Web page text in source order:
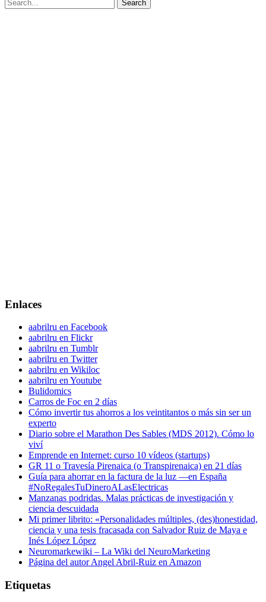
Enlaces
aabrilru en Facebook
aabrilru en Flickr
aabrilru en Tumblr
aabrilru en Twitter
aabrilru en Wikiloc
aabrilru en Youtube
Bulidomics
Carros de Foc en 2 días
Cómo invertir tus ahorros a los veintitantos o más sin ser un
experto
Diario sobre el Marathon Des Sables (MDS 2012). Cómo lo
viví
Emprende en Internet: curso 10 vídeos (startups)
GR 11 o Travesía Pirenaica (o Transpirenaica) en 21 días
Guía para ahorrar en la factura de la luz —en España
#NoRegalesTuDineroALasElectricas
Manzanas podridas. Malas prácticas de investigación y
ciencia descuidada
Mi primer librito: «Personalidades múltiples, (des)honestidad,
ciencia y una tesis fracasada con Salvador Ruiz de Maya e
Inés López López
Neuromarkewiki – La Wiki del NeuroMarketing
Página del autor Angel Abril-Ruiz en Amazon
Etiquetas